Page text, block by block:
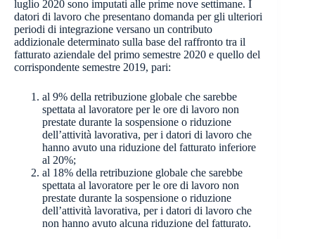
luglio 2020 sono imputati alle prime nove settimane. I
datori di lavoro che presentano domanda per gli ulteriori
periodi di integrazione versano un contributo
addizionale determinato sulla base del raffronto tra il
fatturato aziendale del primo semestre 2020 e quello del
corrispondente semestre 2019, pari:
al 9% della retribuzione globale che sarebbe
spettata al lavoratore per le ore di lavoro non
prestate durante la sospensione o riduzione
dell’attività lavorativa, per i datori di lavoro che
hanno avuto una riduzione del fatturato inferiore
al 20%;
al 18% della retribuzione globale che sarebbe
spettata al lavoratore per le ore di lavoro non
prestate durante la sospensione o riduzione
dell’attività lavorativa, per i datori di lavoro che
non hanno avuto alcuna riduzione del fatturato.